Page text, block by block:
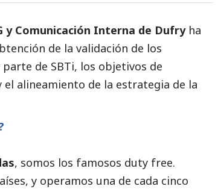
y Comunicación Interna de Dufryha
de la validación de los
de SBTi, los objetivos de
alineamiento de la estrategia de la
, somos los famosos duty free.
y operamos una de cada cinco